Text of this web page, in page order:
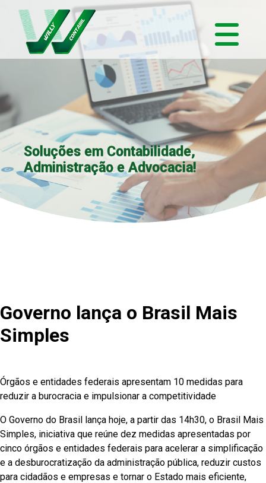
Soluções em Contabilidade,
Administração e Advocacia!
Governo lança o Brasil Mais
Simples
Órgãos e entidades federais apresentam 10 medidas para
reduzir a burocracia e impulsionar a competitividade
O Governo do Brasil lança hoje, a partir das 14h30, o Brasil Mais
Simples, iniciativa que reúne dez medidas apresentadas por
cinco órgãos e entidades federais para acelerar a simplificação
e a desburocratização da administração pública, reduzir custos
para cidadãos e empresas e tornar o Estado mais eficiente,